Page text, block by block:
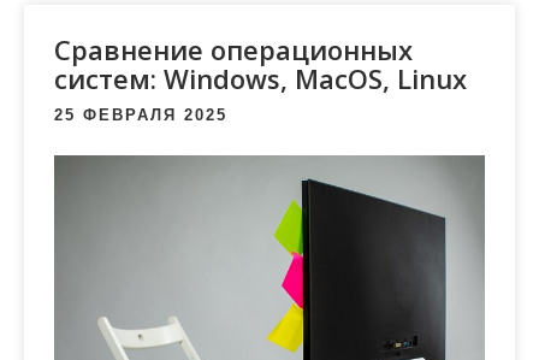
Сравнение операционных
систем: Windows, MacOS, Linux
25 ФЕВРАЛЯ 2025